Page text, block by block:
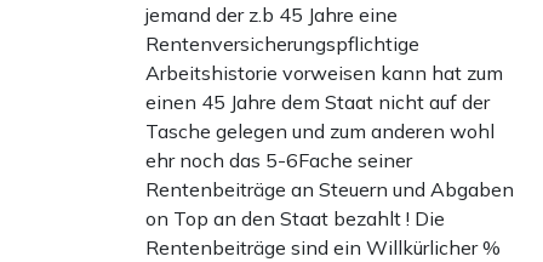
jemand der z.b 45 Jahre eine
Rentenversicherungspflichtige
Arbeitshistorie vorweisen kann hat zum
einen 45 Jahre dem Staat nicht auf der
Tasche gelegen und zum anderen wohl
ehr noch das 5-6Fache seiner
Rentenbeiträge an Steuern und Abgaben
on Top an den Staat bezahlt ! Die
Rentenbeiträge sind ein Willkürlicher %